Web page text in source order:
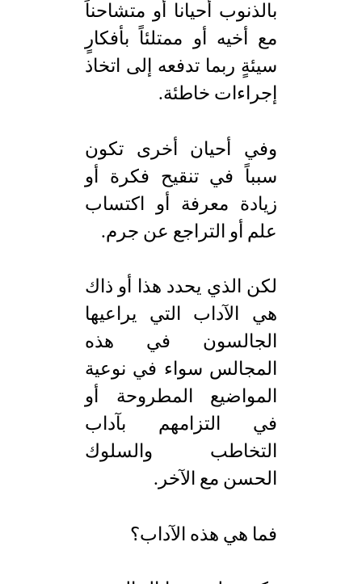
بالذنوب أحيانا أو متشاحناً
مع أخيه أو ممتلئاً بأفكارٍ
سيئةٍ ربما تدفعه إلى اتخاذ
إجراءات خاطئة.
وفي أحيان أخرى تكون
سبباً في تنقيح فكرة أو
زيادة معرفة أو اكتساب
علم أو التراجع عن جرم.
لكن الذي يحدد هذا أو ذاك
هي الآداب التي يراعيها
الجالسون في هذه
المجالس سواء في نوعية
المواضيع المطروحة أو
في التزامهم بآداب
التخاطب والسلوك
الحسن مع الآخر.
فما هي هذه الآداب؟